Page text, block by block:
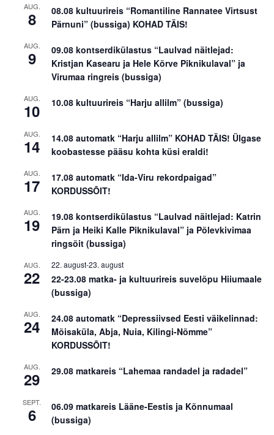
AUG.
8
08.08 kultuurireis “Romantiline Rannatee Virtsust
Pärnuni” (bussiga) KOHAD TÄIS!
AUG.
9
09.08 kontserdikülastus “Laulvad näitlejad:
Kristjan Kasearu ja Hele Kõrve Piknikulaval” ja
Virumaa ringreis (bussiga)
AUG.
10 10.08 kultuurireis “Harju allilm” (bussiga)
AUG.
14
14.08 automatk “Harju allilm” KOHAD TÄIS! Ülgase
koobastesse pääsu kohta küsi eraldi!
AUG.
17
17.08 automatk “Ida-Viru rekordpaigad”
KORDUSSÕIT!
AUG.
19
19.08 kontserdikülastus “Laulvad näitlejad: Katrin
Pärn ja Heiki Kalle Piknikulaval” ja Põlevkivimaa
ringsõit (bussiga)
AUG.
22
22. august-23. august
22-23.08 matka- ja kultuurireis suvelõpu Hiiumaale
(bussiga)
AUG.
24
24.08 automatk “Depressiivsed Eesti väikelinnad:
Mõisaküla, Abja, Nuia, Kilingi-Nõmme”
KORDUSSÕIT!
AUG.
29 29.08 matkareis “Lahemaa randadel ja radadel”
SEPT.
6
06.09 matkareis Lääne-Eestis ja Kõnnumaal
(bussiga)